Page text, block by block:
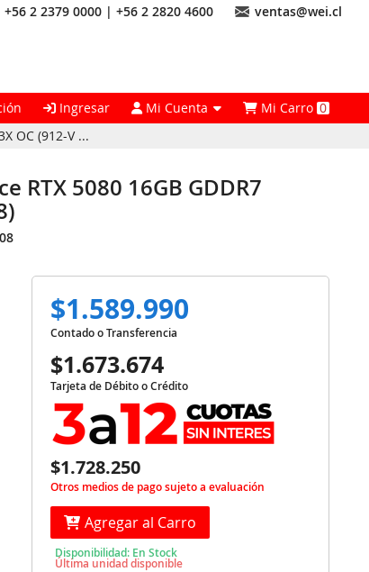
+56 2 2379 0000 | +56 2 2820 4600 ventas@wei.cl
Ingresar Mi Cuenta Mi Carro0
OC (912-V ...
RTX 5080 16GB GDDR7
$1.589.990
Contado o Transferencia
$1.673.674
Tarjeta de Débito o Crédito
$1.728.250
Otros medios de pago sujeto a evaluación
Agregar al Carro
Disponibilidad: En Stock
Última unidad disponible